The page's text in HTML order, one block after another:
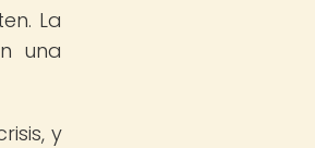
La
una
y